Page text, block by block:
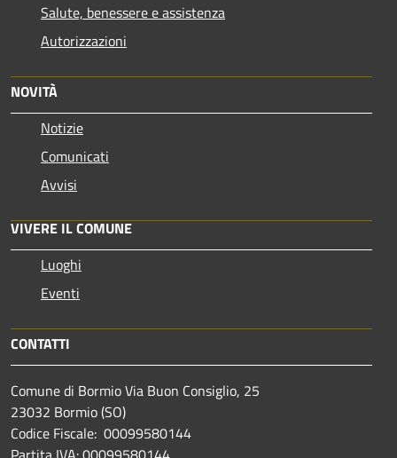
Salute, benessere e assistenza
Autorizzazioni
NOVITÀ
Notizie
Comunicati
Avvisi
VIVERE IL COMUNE
Luoghi
Eventi
CONTATTI
Comune di Bormio Via Buon Consiglio, 25
23032 Bormio (SO)
Codice Fiscale: 00099580144